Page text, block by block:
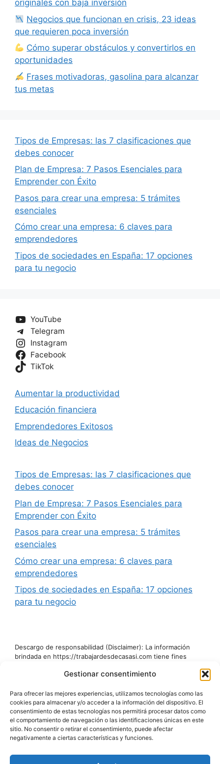
Gestionar consentimiento
Para ofrecer las mejores experiencias, utilizamos tecnologías como las
cookies para almacenar y/o acceder a la información del dispositivo. El
consentimiento de estas tecnologías nos permitirá procesar datos como
el comportamiento de navegación o las identificaciones únicas en este
sitio. No consentir o retirar el consentimiento, puede afectar
negativamente a ciertas características y funciones.
originales con baja inversión
Negocios que funcionan en crisis, 23 ideas
que requieren poca inversión
Cómo superar obstáculos y convertirlos en
oportunidades
Frases motivadoras, gasolina para alcanzar
tus metas
Tipos de Empresas: las 7 clasificaciones que
debes conocer
Plan de Empresa: 7 Pasos Esenciales para
Emprender con Éxito
Pasos para crear una empresa: 5 trámites
esenciales
Cómo crear una empresa: 6 claves para
emprendedores
Tipos de sociedades en España: 17 opciones
para tu negocio
YouTube
Telegram
Instagram
Facebook
TikTok
Aumentar la productividad
Educación financiera
Emprendedores Exitosos
Ideas de Negocios
Tipos de Empresas: las 7 clasificaciones que
debes conocer
Plan de Empresa: 7 Pasos Esenciales para
Emprender con Éxito
Pasos para crear una empresa: 5 trámites
esenciales
Cómo crear una empresa: 6 claves para
emprendedores
Tipos de sociedades en España: 17 opciones
para tu negocio
Descargo de responsabilidad (Disclaimer): La información
brindada en https://trabajardesdecasasi.com tiene fines
asesoramiento financiero ni recomendación de inversión.
encarecidamente consultar a un profesional cualificado.
Aunque nos esforzamos por proporcionar información precisa
y actualizada, no garantizamos la exactitud o integridad de los
datos. El contenido del blog y otros recursos es únicamente
informativo y no garantiza resultados. El uso de esta
información es bajo su propio riesgo. No nos hacemos